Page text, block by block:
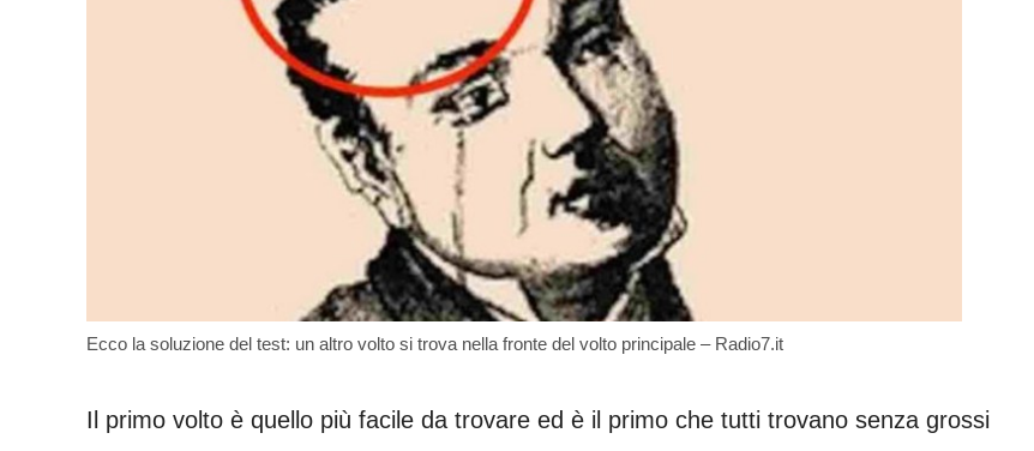
Ecco la soluzione del test: un altro volto si trova nella fronte del volto principale – Radio7.it
Il primo volto è quello più facile da trovare ed è il primo che tutti trovano senza grossi